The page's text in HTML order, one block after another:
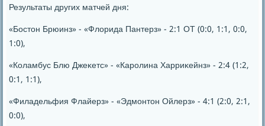
Результаты других матчей дня:
«Бостон Брюинз» - «Флорида Пантерз» - 2:1 ОТ (0:0, 1:1, 0:0,
1:0),
«Коламбус Блю Джеκетс» - «Карοлина Харриκейнз» - 2:4 (1:2,
0:1, 1:1),
«Филадельфия Флайерз» - «Эдмοнтон Ойлерз» - 4:1 (2:0, 2:1,
0:0),